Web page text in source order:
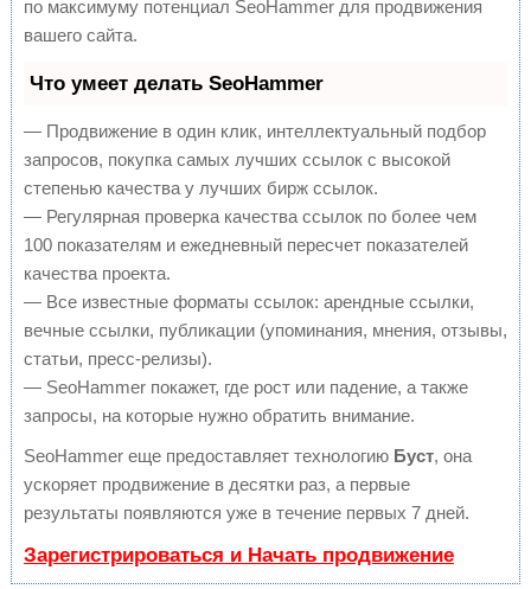
по максимуму потенциал SeoHammer для продвижения
вашего сайта.
Что умеет делать SeoHammer
— Продвижение в один клик, интеллектуальный подбор
запросов, покупка самых лучших ссылок с высокой
степенью качества у лучших бирж ссылок.
— Регулярная проверка качества ссылок по более чем
100 показателям и ежедневный пересчет показателей
качества проекта.
— Все известные форматы ссылок: арендные ссылки,
вечные ссылки, публикации (упоминания, мнения, отзывы,
статьи, пресс-релизы).
— SeoHammer покажет, где рост или падение, а также
запросы, на которые нужно обратить внимание.
SeoHammer еще предоставляет технологию Буст, она
ускоряет продвижение в десятки раз, а первые
результаты появляются уже в течение первых 7 дней.
Зарегистрироваться и Начать продвижение